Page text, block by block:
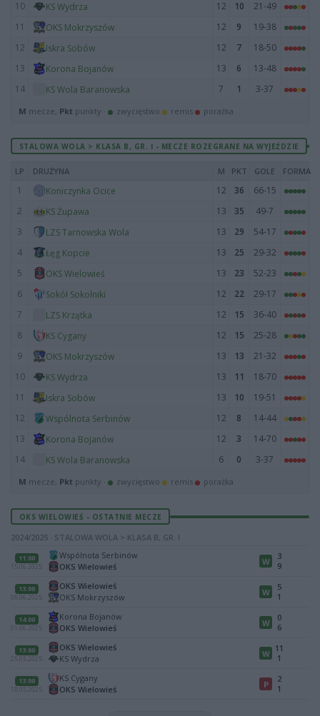
10 KS Wydrza 12 10
21-49
11
OKS Mokrzyszów 12 9
19-38
12
Iskra Sobów 12 7
18-50
13
Korona Bojanów 13 6
13-48
14
KS Wola Baranowska 7 1 3-37
M mecze, Pkt punkty · zwycięstwo remis porażka
STALOWA WOLA > KLASA B, GR. I - MECZE ROZEGRANE NA WYJEŹDZIE
LP DRUŻYNA M PKT GOLE FORMA
1 Koniczynka Ocice 12 36
66-15
2
KS Żupawa 13 35
49-7
3
LZS Tarnowska Wola 13 29
54-17
4
Łęg Kopcie 13 25
29-32
5
OKS Wielowieś 13 23
52-23
6
Sokół Sokolniki 12 22
29-17
7
LZS Krzątka 12 15
36-40
8
KS Cygany 12 15
25-28
9
OKS Mokrzyszów 13 13
21-32
10
KS Wydrza 13 11
18-70
11
Iskra Sobów 13 10
19-51
12
Wspólnota Serbinów 12 8
14-44
13
Korona Bojanów 12 3
14-70
14
KS Wola Baranowska 6 0 3-37
M mecze, Pkt punkty · zwycięstwo remis porażka
OKS WIELOWIEŚ - OSTATNIE MECZE
2024/2025 · STALOWA WOLA > KLASA B, GR. I
11:00
15.06.2025
Wspólnota Serbinów
OKS Wielowieś
W
3
9
13:00
08.06.2025
OKS Wielowieś
OKS Mokrzyszów
W
5
1
14:00
01.06.2025
Korona Bojanów
OKS Wielowieś
W
0
6
13:00
25.05.2025
OKS Wielowieś
KS Wydrza
W 11
1
13:00
18.05.2025
KS Cygany
OKS Wielowieś
P
2
1